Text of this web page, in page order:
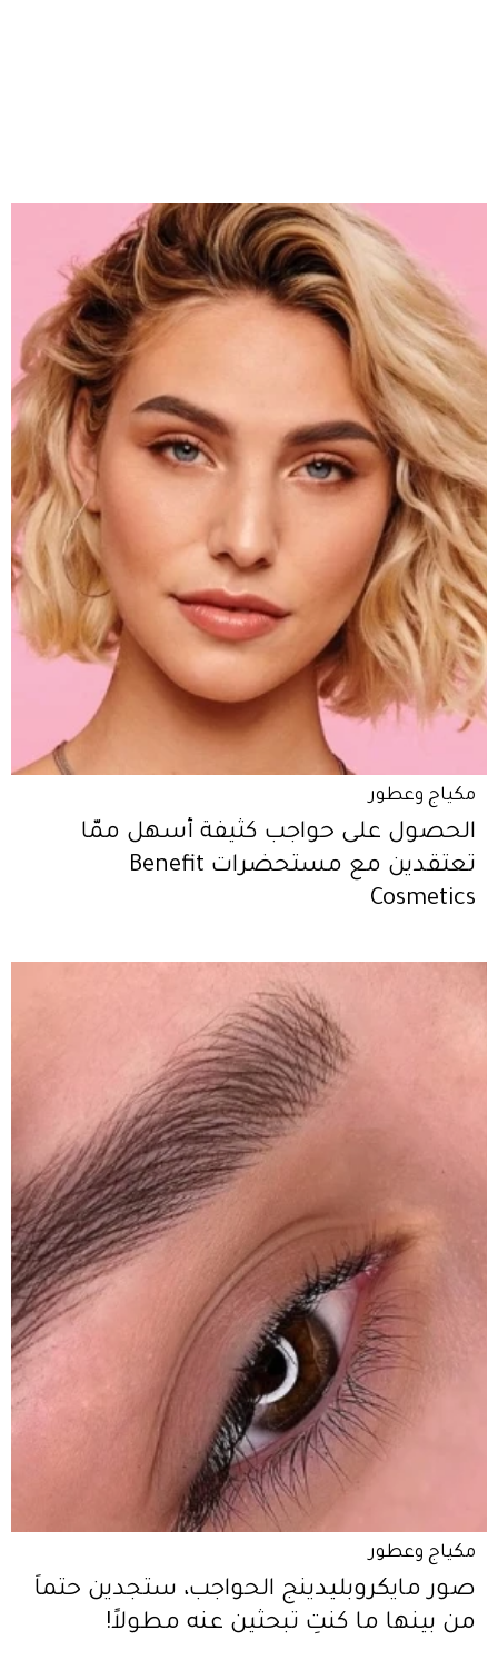
مكياج وعطور
الحصول على حواجب كثيفة أسهل ممّا
تعتقدين مع مستحضرات Benefit
Cosmetics
مكياج وعطور
صور مايكروبليدينج الحواجب، ستجدين حتماً
من بينها ما كنتِ تبحثين عنه مطولاً!